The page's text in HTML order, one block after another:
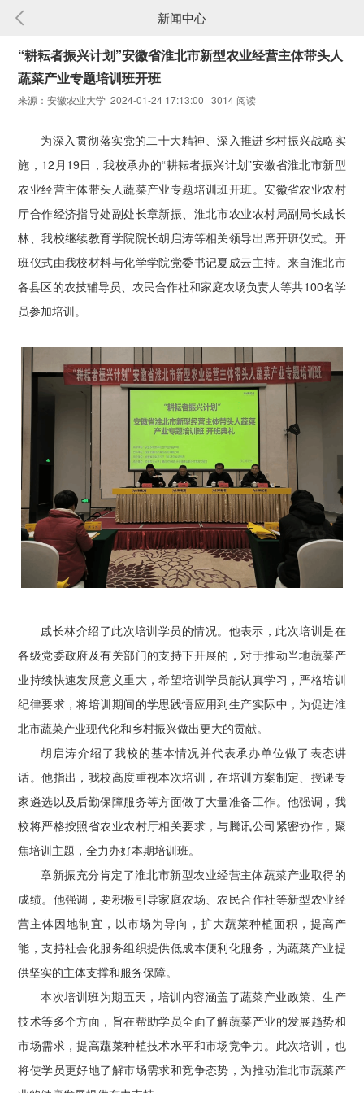
新闻中心
“耕耘者振兴计划”安徽省淮北市新型农业经营主体带头人
蔬菜产业专题培训班开班
来源：安徽农业大学 2024-01-24 17:13:00 3014 阅读
为深入贯彻落实党的二十大精神、深入推进乡村振兴战略实
施，12月19日，我校承办的“耕耘者振兴计划”安徽省淮北市新型
农业经营主体带头人蔬菜产业专题培训班开班。安徽省农业农村
厅合作经济指导处副处长章新振、淮北市农业农村局副局长戚长
林、我校继续教育学院院长胡启涛等相关领导出席开班仪式。开
班仪式由我校材料与化学学院党委书记夏成云主持。来自淮北市
各县区的农技辅导员、农民合作社和家庭农场负责人等共100名学
员参加培训。
戚长林介绍了此次培训学员的情况。他表示，此次培训是在
各级党委政府及有关部门的支持下开展的，对于推动当地蔬菜产
业持续快速发展意义重大，希望培训学员能认真学习，严格培训
纪律要求，将培训期间的学思践悟应用到生产实际中，为促进淮
北市蔬菜产业现代化和乡村振兴做出更大的贡献。
胡启涛介绍了我校的基本情况并代表承办单位做了表态讲
话。他指出，我校高度重视本次培训，在培训方案制定、授课专
家遴选以及后勤保障服务等方面做了大量准备工作。他强调，我
校将严格按照省农业农村厅相关要求，与腾讯公司紧密协作，聚
焦培训主题，全力办好本期培训班。
章新振充分肯定了淮北市新型农业经营主体蔬菜产业取得的
成绩。他强调，要积极引导家庭农场、农民合作社等新型农业经
营主体因地制宜，以市场为导向，扩大蔬菜种植面积，提高产
能，支持社会化服务组织提供低成本便利化服务，为蔬菜产业提
供坚实的主体支撑和服务保障。
本次培训班为期五天，培训内容涵盖了蔬菜产业政策、生产
技术等多个方面，旨在帮助学员全面了解蔬菜产业的发展趋势和
市场需求，提高蔬菜种植技术水平和市场竞争力。此次培训，也
将使学员更好地了解市场需求和竞争态势，为推动淮北市蔬菜产